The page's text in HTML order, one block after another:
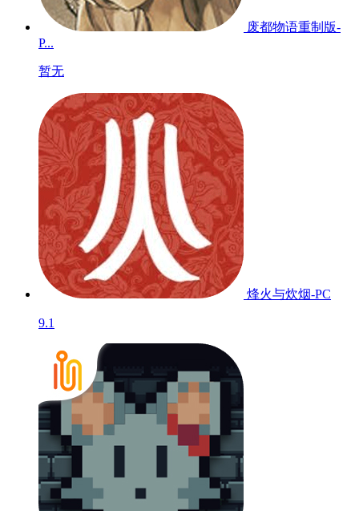
废都物语重制版-
P...
暂无
烽火与炊烟-PC
9.1